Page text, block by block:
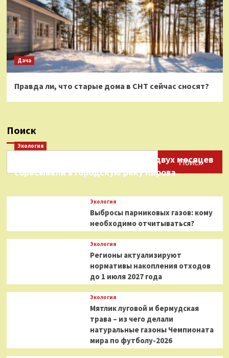
Дача
Правда ли, что старые дома в СНТ сейчас сносят?
Поиск
Поиск
Экология
Нефтепродукты на протяжении двух месяцев
сбрасывали в городскую реку Кирова
Экология
Выбросы парниковых газов: кому
необходимо отчитываться?
Экология
Регионы актуализируют
нормативы накопления отходов
до 1 июля 2027 года
Экология
Мятлик луговой и бермудская
трава – из чего делали
натуральные газоны Чемпионата
мира по футболу-2026